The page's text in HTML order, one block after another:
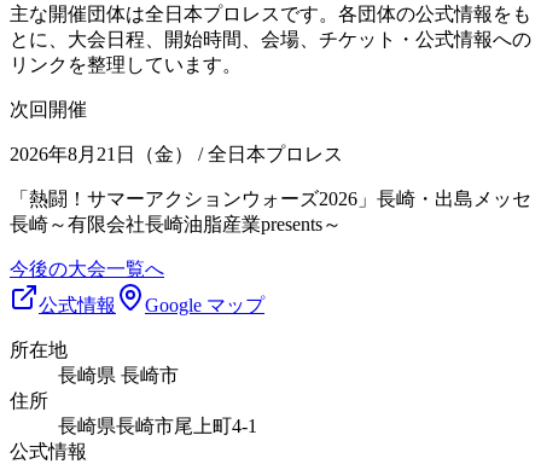
主な開催団体は全日本プロレスです。各団体の公式情報をも
とに、大会日程、開始時間、会場、チケット・公式情報への
リンクを整理しています。
次回開催
2026年8月21日（金） / 全日本プロレス
「熱闘！サマーアクションウォーズ2026」長崎・出島メッセ
長崎～有限会社長崎油脂産業presents～
今後の大会一覧へ
公式情報
Google マップ
所在地
長崎県 長崎市
住所
長崎県長崎市尾上町4-1
公式情報